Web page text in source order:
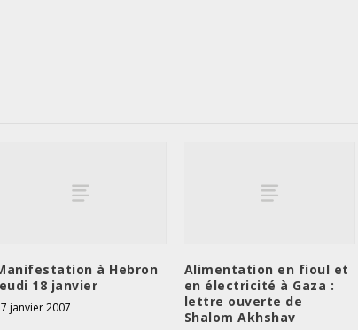
à Hebron
18 janvier
janvier 2007
Alimentation en fioul et
en électricité à Gaza :
lettre ouverte de
Shalom Akhshav